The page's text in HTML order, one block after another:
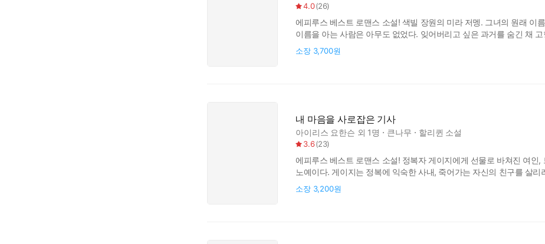
4.0(26)
에피루스 베스트 로맨스 소설! 색빌 장원의 미라 저멩. 그녀의 원래 이
이름을 아는 사람은 아무도 없었다. 잊어버리고 싶은 과거를 숨긴 채
그녀는 귀족의 보호를 받기 위해 그의 정부 역할을 받아들였다. 그러
알렉산더 포그너 스태프 공작은 그 모든 것을 뒤흔들어 놓는데... 사랑을
소장 3,700원
내 마음을 사로잡은 기사
아이리스 요한슨 외 1명 큰나무 할리퀸 소설
3.6(23)
에피루스 베스트 로맨스 소설! 정복자 게이지에게 선물로 바쳐진 여인
노예이다. 게이지는 정복에 익숙한 사내, 죽어가는 자신의 친구를 살
되어가고... 중세를 무대로한 장편 로맨스 소설.
소장 3,200원